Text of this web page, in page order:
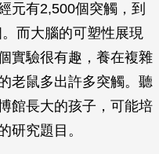
元有2,500個突觸，到
而大腦的可塑性展現
實驗很有趣，養在複雜
老鼠多出許多突觸。聽
館長大的孩子，可能培
研究題目。